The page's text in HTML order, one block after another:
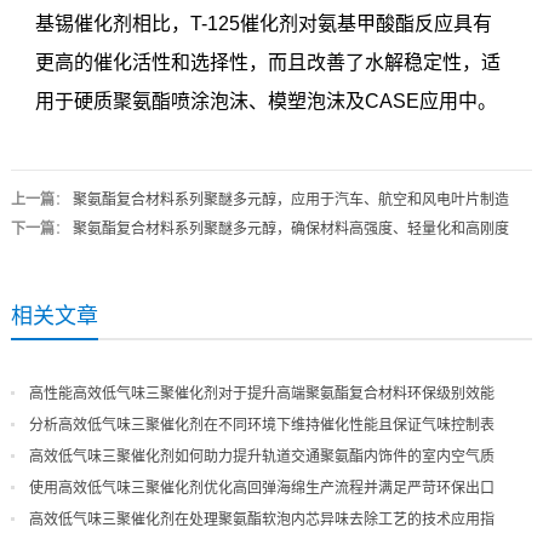
基锡催化剂相比，T-125催化剂对氨基甲酸酯反应具有
更高的催化活性和选择性，而且改善了水解稳定性，适
用于硬质聚氨酯喷涂泡沫、模塑泡沫及CASE应用中。
上一篇： 聚氨酯复合材料系列聚醚多元醇，应用于汽车、航空和风电叶片制造
下一篇： 聚氨酯复合材料系列聚醚多元醇，确保材料高强度、轻量化和高刚度
相关文章
高性能高效低气味三聚催化剂对于提升高端聚氨酯复合材料环保级别效能
分析高效低气味三聚催化剂在不同环境下维持催化性能且保证气味控制表
现
高效低气味三聚催化剂如何助力提升轨道交通聚氨酯内饰件的室内空气质
量
使用高效低气味三聚催化剂优化高回弹海绵生产流程并满足严苛环保出口
高效低气味三聚催化剂在处理聚氨酯软泡内芯异味去除工艺的技术应用指